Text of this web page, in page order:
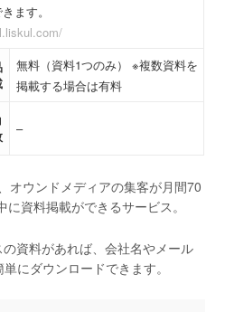
ます。
無料（資料1つのみ） ※複数資料を
掲載する場合は有料
–
オウンドメディアの集客が月間70
資料掲載ができるサービス。
資料があれば、会社名やメール
にダウンロードできます。